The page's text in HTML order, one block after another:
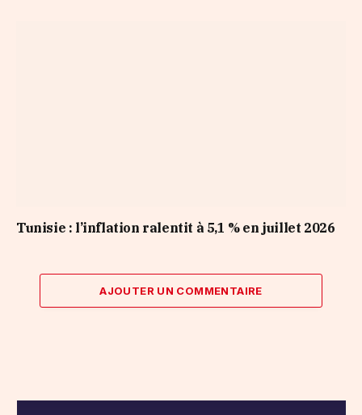
Tunisie : l’inflation ralentit à 5,1 % en juillet 2026
AJOUTER UN COMMENTAIRE